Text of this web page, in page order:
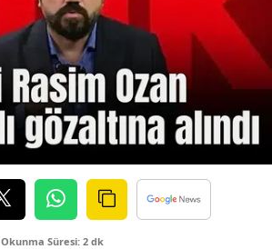
Okunma Süresi: 2 dk